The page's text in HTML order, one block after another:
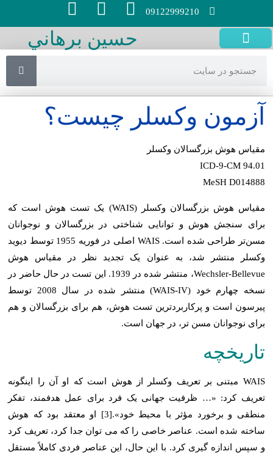
09122999210
حسين برهاني
آزمون وكسلر چيست؟
مقیاس هوش بزرگسالان وکسلر
ICD-9-CM 94.01
MeSH D014888
مقیاس هوش بزرگسالان وکسلر (WAIS) یک تست هوش است که
برای سنجش هوش و توانایی شناختی در بزرگسالان و نوجوانان
مسن‌تر طراحی شده است. WAIS اصلی در فوریه 1955 توسط دیوید
وکسلر منتشر شد، به عنوان یک تجدید نظر در مقیاس هوش
Wechsler-Bellevue، منتشر شده در 1939. این تست در حال حاضر در
نسخه چهارم خود (WAIS-IV) منتشر شده در سال 2008 توسط
پیرسون است و پرکاربردترین تست هوش، هم برای بزرگسالان و هم
برای نوجوانان مسن تر، در جهان است.
تاريخچه
WAIS مبتنی بر تعریف وکسلر از هوش است که او آن را اینگونه
تعریف کرد: «… ظرفیت جهانی یک فرد برای عمل هدفمند، تفکر
منطقی و برخورد مؤثر با محیط خود».[3] او معتقد بود که هوش
ساخته شده است. عناصر خاصی را که می توان جدا کرد، تعریف کرد
و سپس اندازه گیری کرد. با این حال، این عناصر فردی کاملاً مستقل